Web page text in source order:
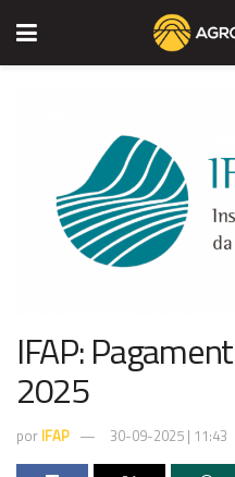
IFAP:
2025
por IFAP 30-09-2025 | 11:43